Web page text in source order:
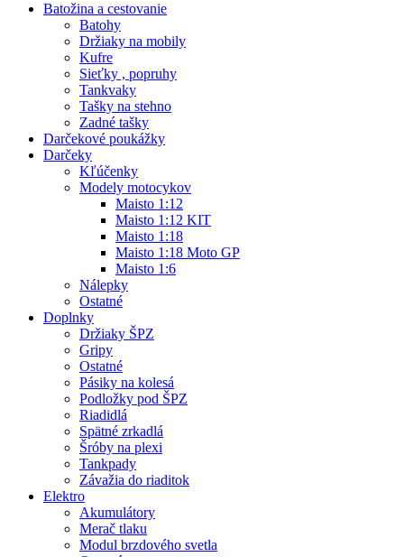
Batožina a cestovanie
Batohy
Držiaky na mobily
Kufre
Sieťky , popruhy
Tankvaky
Tašky na stehno
Zadné tašky
Darčekové poukážky
Darčeky
Kľúčenky
Modely motocykov
Maisto 1:12
Maisto 1:12 KIT
Maisto 1:18
Maisto 1:18 Moto GP
Maisto 1:6
Nálepky
Ostatné
Doplnky
Držiaky ŠPZ
Gripy
Ostatné
Pásiky na kolesá
Podložky pod ŠPZ
Riadidlá
Spätné zrkadlá
Šróby na plexi
Tankpady
Závažia do riaditok
Elektro
Akumulátory
Merač tlaku
Modul brzdového svetla